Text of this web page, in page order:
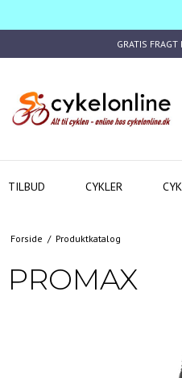
GRATIS
TILBUD CYKLER
Forside / Produktkatalog
PROMAX